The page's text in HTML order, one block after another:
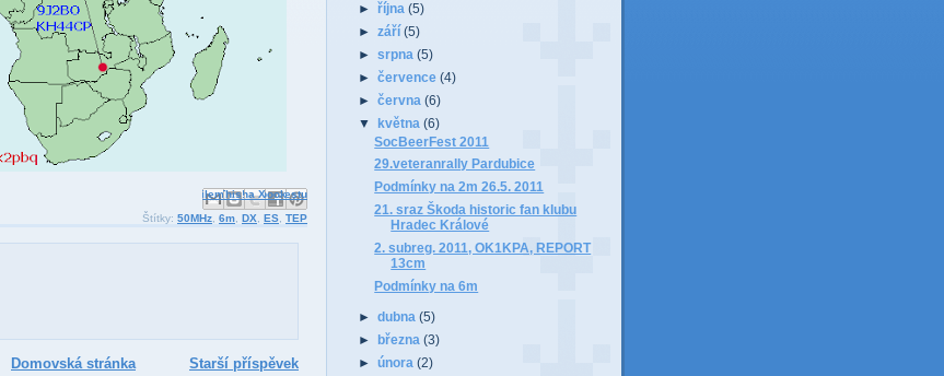
Odeslat e-mailemBlogThis!
Sdílet na X
Sdílet ve službě Facebook
Sdílet na Pinterestu
Štítky: 50MHz 6m DX ES TEP
Starší příspěvek
Domovská stránka
►října(5)
►září(5)
►srpna(5)
►července(4)
►června(6)
▼ května(6)
SocBeerFest 2011
29.veteranrally Pardubice
Podmínky na 2m 26.5. 2011
21. sraz Škoda historic fan klubu
Hradec Králové
2. subreg. 2011, OK1KPA, REPORT
13cm
Podmínky na 6m
►dubna(5)
► března(3)
►února(2)